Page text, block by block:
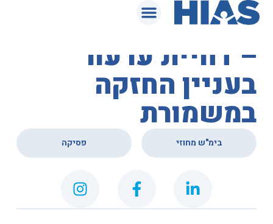
המאגר המשפטי
בית המשפט המחוזי
– דחיית ערעור
בעניין החזקה
במשמורת
בימ"ש מחוזי פסיקה